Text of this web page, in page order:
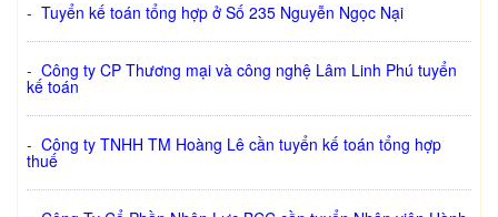
- Tuyển kế toán tổng hợp ở Số 235 Nguyễn Ngọc Nại
- Công ty CP Thương mại và công nghệ Lâm Linh Phú tuyển
kế toán
- Công ty TNHH TM Hoàng Lê cần tuyển kế toán tổng hợp
thuế